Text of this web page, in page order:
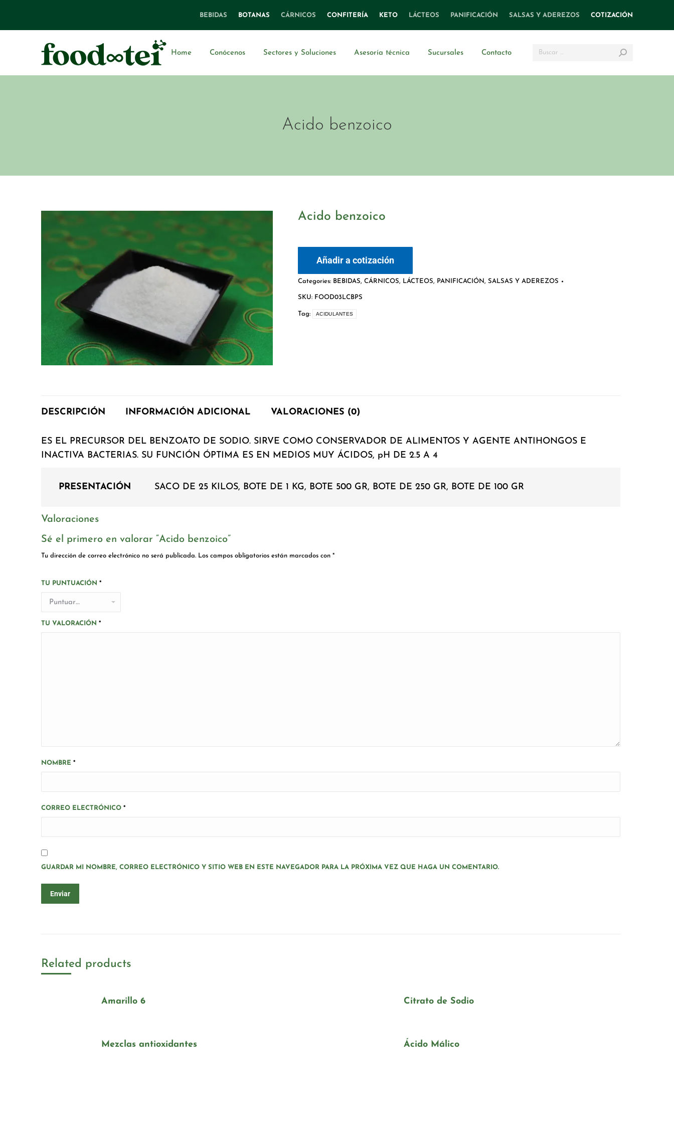
BEBIDAS BOTANAS CÁRNICOS CONFITERÍA KETO LÁCTEOS PANIFICACIÓN SALSAS Y ADEREZOS COTIZACIÓN
Home Conócenos Sectores y Soluciones Asesoría técnica Sucursales Contacto Search:
Acido benzoico
Acido benzoico
Añadir a cotización
Categories: BEBIDAS, CÁRNICOS, LÁCTEOS, PANIFICACIÓN, SALSAS Y ADEREZOS
SKU: FOOD03LCBPS
Tag: ACIDULANTES
DESCRIPCIÓN INFORMACIÓN ADICIONAL VALORACIONES (0)
ES EL PRECURSOR DEL BENZOATO DE SODIO. SIRVE COMO CONSERVADOR DE ALIMENTOS Y AGENTE ANTIHONGOS E
INACTIVA BACTERIAS. SU FUNCIÓN ÓPTIMA ES EN MEDIOS MUY ÁCIDOS, pH DE 2.5 A 4
PRESENTACIÓN SACO DE 25 KILOS, BOTE DE 1 KG, BOTE 500 GR, BOTE DE 250 GR, BOTE DE 100 GR
Valoraciones
Sé el primero en valorar “Acido benzoico”
Tu dirección de correo electrónico no será publicada. Los campos obligatorios están marcados con *
TU PUNTUACIÓN *
TU VALORACIÓN *
NOMBRE *
CORREO ELECTRÓNICO *
GUARDAR MI NOMBRE, CORREO ELECTRÓNICO Y SITIO WEB EN ESTE NAVEGADOR PARA LA PRÓXIMA VEZ QUE HAGA UN COMENTARIO.
Related products
Amarillo 6 Citrato de Sodio
Mezclas antioxidantes Ácido Málico